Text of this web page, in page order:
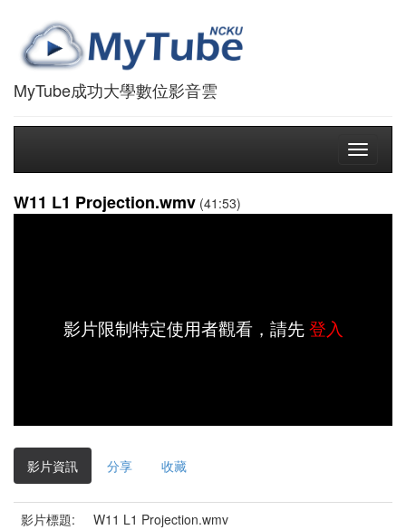
MyTube成功大學數位影音雲
Toggle
W11 L1 Projection.wmv (41:53)
影片限制特定使用者觀看，請先登入
影片資訊 分享 收藏
影片標題:
W11 L1 Projection.wmv